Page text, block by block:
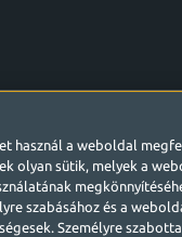
használ a weboldal
olyan sütik, melyek a
szabásához és a
Személyre